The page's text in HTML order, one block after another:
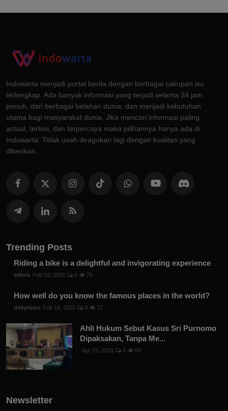
Indowarta menjadi portal berita dengan berbagai cakupan isu
terlengkap. Ada banyak informasi yang terjadi selama 24 jam
penuh, dari berbagai belahan dunia, dan menjadi kebutuhan
utama bagi masyarakat dunia. Jika mencari informasi paling
actual, terkini, dan terpercaya maka pilihannya hanya ada di
Indowarta. Tidak usah diragukan lagi dengan kualitas yang
diberikan.
Trending Posts
Riding a bike is a delightful and invigorating experience
admin Feb 19, 2025 0 79
How well do you know the famous places in the world?
dailynews Feb 18, 2025 0 71
Ahli Hukum Sebut Kasus Sri Purnomo
Dipaksakan, Tanpa Me...
Apr 15, 2026 0 69
Newsletter